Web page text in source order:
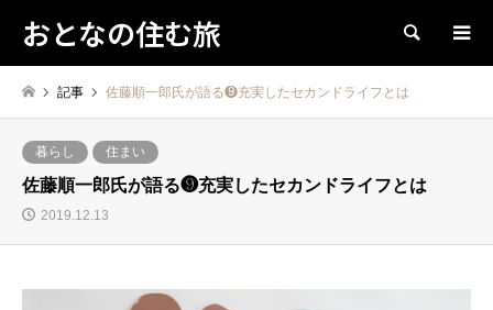
おとなの住む旅 検索
記事 佐藤順一郎氏が語る❾充実したセカンドライフとは
暮らし 住まい
佐藤順一郎氏が語る❾充実したセカンドライフとは
2019.12.13